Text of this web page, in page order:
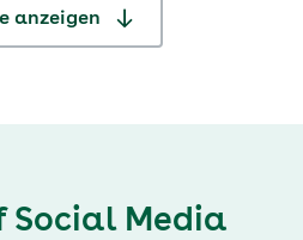
anzeigen
Media